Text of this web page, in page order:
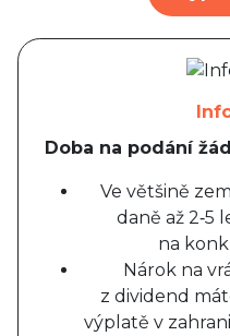
Doba na podání
Ve většině
daně až 2‑5
na
Nárok na
z dividend
výplatě v